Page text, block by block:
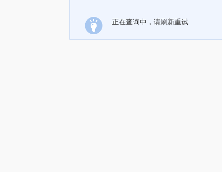
正在查询中，请刷新重试